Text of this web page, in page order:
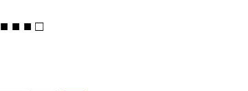
■ ■ ■ □